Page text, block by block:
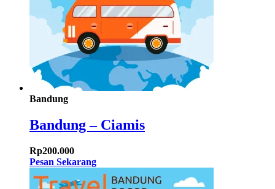
Bandung
Bandung – Ciamis
Rp200.000
Pesan Sekarang